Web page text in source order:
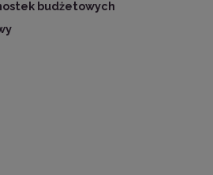
budżetowych